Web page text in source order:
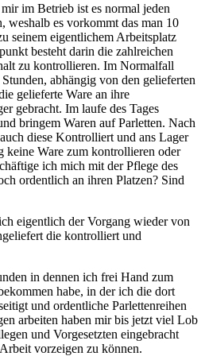
im Betrieb ist es normal jeden
weshalb es vorkommt das man 10
seinem eigentlichem Arbeitsplatz
besteht darin die zahlreichen
zu kontrollieren. Im Normalfall
abhängig von den gelieferten
gelieferte Ware an ihre
gebracht. Im laufe des Tages
bringem Waren auf Parletten. Nach
diese Kontrolliert und ans Lager
keine Ware zum kontrollieren oder
ich mich mit der Pflege des
ordentlich an ihren Platzen? Sind
eigentlich der Vorgang wieder von
die kontrolliert und
in dennen ich frei Hand zum
habe, in der ich die dort
und ordentliche Parlettenreihen
arbeiten haben mir bis jetzt viel Lob
und Vorgesetzten eingebracht
vorzeigen zu können.